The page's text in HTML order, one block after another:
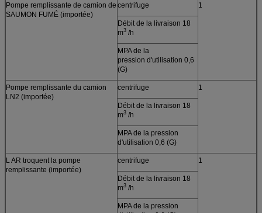
Pompe remplissante de camion de
SAUMON FUMÉ (importée)
centrifuge 1
Débit de la livraison 18
m3 /h
MPA de la
pression d'utilisation 0,6
(G)
Pompe remplissante du camion
LN2 (importée)
centrifuge 1
Débit de la livraison 18
m3 /h
MPA de la pression
d'utilisation 0,6 (G)
L AR troquent la pompe
remplissante (importée)
centrifuge 1
Débit de la livraison 18
m3 /h
MPA de la pression